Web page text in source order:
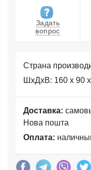
Задать
вопрос
Страна
ШхДхВ: 160 x 90
Доставка:
Нова пошта
Оплата: